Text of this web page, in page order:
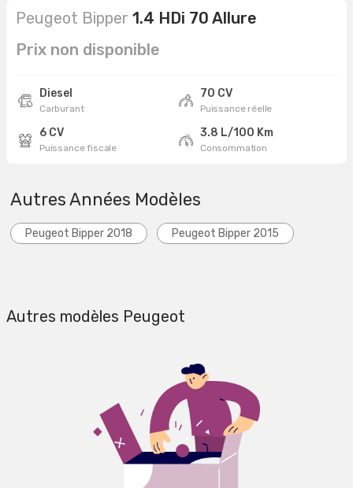
Peugeot Bipper 1.4 HDi 70 Allure
Prix non disponible
Diesel
Carburant
70 CV
Puissance réelle
6 CV
Puissance fiscale
3.8 L/100 Km
Consommation
Autres Années Modèles
Peugeot Bipper 2018 Peugeot Bipper 2015
Autres modèles Peugeot